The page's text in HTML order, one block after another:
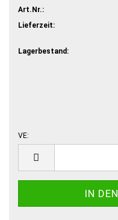
Art.Nr.:
Lieferzeit:
Lagerbestand:
VE: